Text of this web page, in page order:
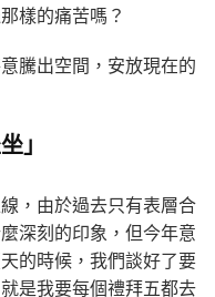
樣的痛苦嗎？
騰出空間，安放現在的
」
，由於過去只有表層合
深刻的印象，但今年意
的時候，我們談好了要
是我要每個禮拜五都去